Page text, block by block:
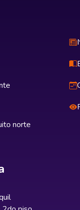
norte